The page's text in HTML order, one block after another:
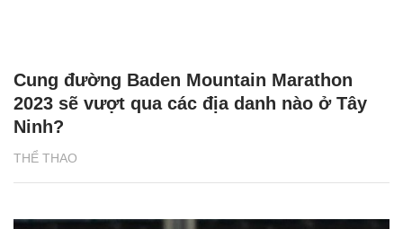
THỂ THAO
Cung đường Baden Mountain Marathon
2023 sẽ vượt qua các địa danh nào ở Tây
Ninh?